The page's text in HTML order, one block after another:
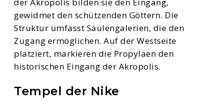
gewidmet den schützenden Göttern. Die
Struktur umfasst Säulengalerien, die den
Zugang ermöglichen. Auf der Westseite
platziert, markieren die Propyläen den
historischen Eingang der Akropolis.
Tempel der Nike